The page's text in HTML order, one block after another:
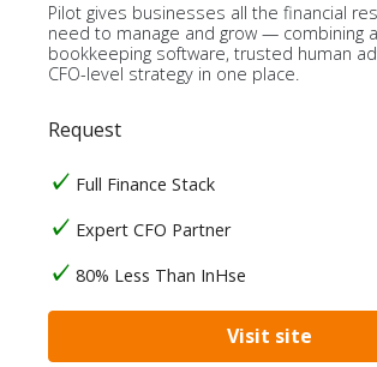
Pilot gives businesses all the financial
need to manage and grow — combining
bookkeeping software, trusted human
CFO-level strategy in one place.
Request
Full Finance Stack
Expert CFO Partner
80% Less Than InHse
Visit site